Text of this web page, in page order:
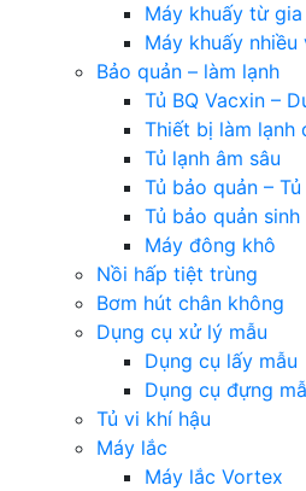
Máy khuấy từ
Máy khuấy nhiều
Bảo quản – làm lạnh
Tủ BQ Vacxin –
Thiết bị làm lạnh
Tủ lạnh âm sâu
Tủ bảo quản –
Tủ bảo quản sinh
Máy đông khô
Nồi hấp tiệt trùng
Bơm hút chân không
Dụng cụ xử lý mẫu
Dụng cụ lấy mẫu
Dụng cụ đựng
Tủ vi khí hậu
Máy lắc
Máy lắc Vortex